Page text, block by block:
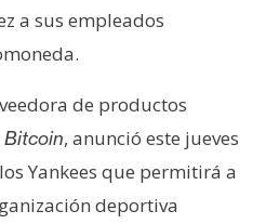
a sus empleados
de productos
Bitcoin, anunció este jueves
Yankees que permitirá a
deportiva